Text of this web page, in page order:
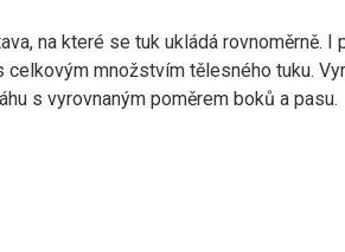
na které se tuk ukládá rovnoměrně.
celkovým množstvím tělesného tuku.
s vyrovnaným poměrem boků a pasu.